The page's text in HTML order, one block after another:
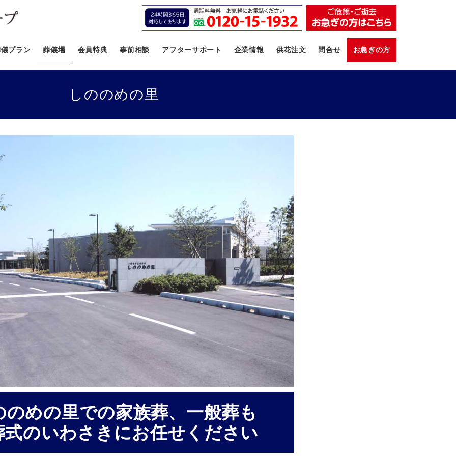
プラン 葬儀場 会員特典 事前相談 アフターサポート 企業情報 供花注文 問合せ お急ぎの方
しののめの里
のめの里での家族葬、一般葬も
式のいわさき にお任せください